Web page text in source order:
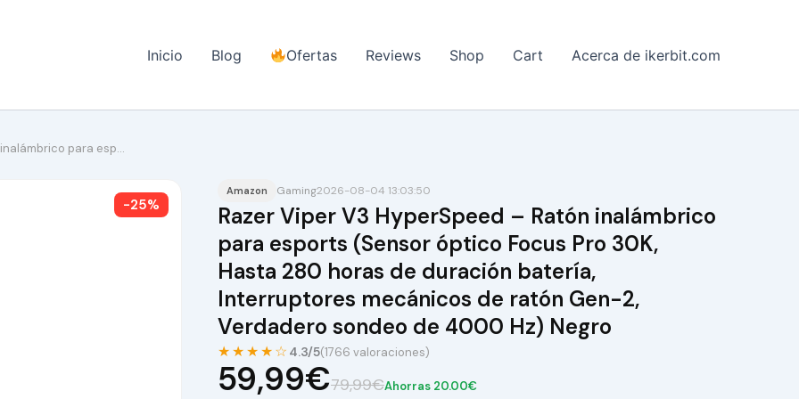
Inicio Blog Ofertas Reviews Shop Cart Acerca de ikerbit.com
para esp…
-25%
Amazon Gaming2026-08-04 13:03:50
Razer Viper V3 HyperSpeed – Ratón inalámbrico
para esports (Sensor óptico Focus Pro 30K,
Hasta 280 horas de duración batería,
Interruptores mecánicos de ratón Gen-2,
Verdadero sondeo de 4000 Hz) Negro
★★★★☆ 4.3/5(1766 valoraciones)
59,99€79,99€Ahorras 20.00€